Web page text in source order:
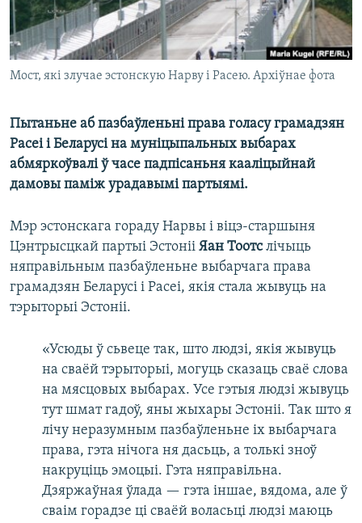
Мост, які злучае эстонскую Нарву і Расею. Архіўнае фота
Пытаньне аб пазбаўленьні права голасу грамадзян
Расеі і Беларусі на муніцыпальных выбарах
абмяркоўвалі ў часе падпісаньня кааліцыйнай
дамовы паміж урадавымі партыямі.
Мэр эстонскага гораду Нарвы і віцэ-старшыня
Цэнтрысцкай партыі Эстоніі Яан Тоотслічыць
няправільным пазбаўленьне выбарчага права
грамадзян Беларусі і Расеі, якія стала жывуць на
тэрыторыі Эстоніі.
«Усюды ў сьвеце так, што людзі, якія жывуць
на сваёй тэрыторыі, могуць сказаць сваё слова
на мясцовых выбарах. Усе гэтыя людзі жывуць
тут шмат гадоў, яны жыхары Эстоніі. Так што я
лічу неразумным пазбаўленьне іх выбарчага
права, гэта нічога ня дасьць, а толькі зноў
накруціць эмоцыі. Гэта няправільна.
Дзяржаўная ўлада — гэта іншае, вядома, але ў
сваім горадзе ці сваёй воласьці людзі маюць